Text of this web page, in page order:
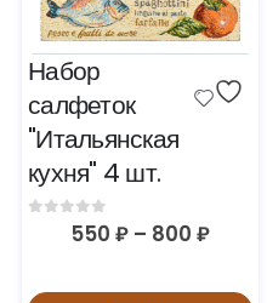
Набор
салфеток
"Итальянская
кухня" 4 шт.
out of 5
550 ₽ – 800 ₽